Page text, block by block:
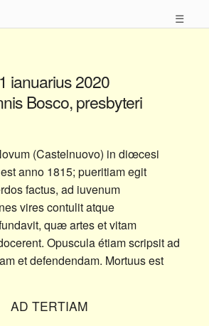
☰
ianuarius 2020
Bosco, presbyteri
(Castelnuovo) in diœcesi
anno 1815; pueritiam egit
factus, ad iuvenum
vires contulit atque
quæ artes et vitam
Opuscula étiam scripsit ad
et defendendam. Mortuus est
AD TERTIAM